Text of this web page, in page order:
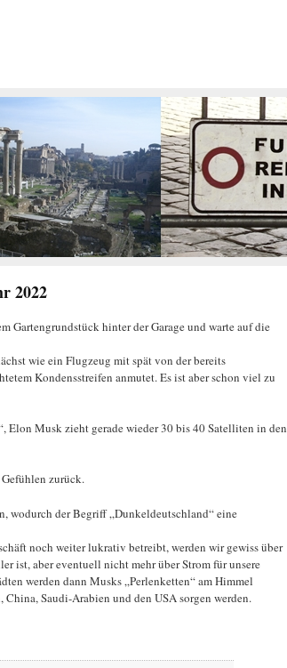
2022
Gartengrundstück hinter der Garage und warte auf die
wie ein Flugzeug mit spät von der bereits
Kondensstreifen anmutet. Es ist aber schon viel zu
Elon Musk zieht gerade wieder 30 bis 40 Satelliten in den
zurück.
wodurch der Begriff „Dunkeldeutschland“ eine
noch weiter lukrativ betreibt, werden wir gewiss über
ist, aber eventuell nicht mehr über Strom für unsere
werden dann Musks „Perlenketten“ am Himmel
Saudi-Arabien und den USA sorgen werden.